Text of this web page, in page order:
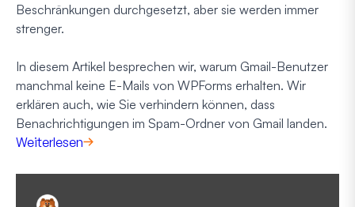
Beschränkungen durchgesetzt, aber sie werden immer
strenger.
In diesem Artikel besprechen wir, warum Gmail-Benutzer
manchmal keine E-Mails von WPForms erhalten. Wir
erklären auch, wie Sie verhindern können, dass
Benachrichtigungen im Spam-Ordner von Gmail landen.
Weiterlesen